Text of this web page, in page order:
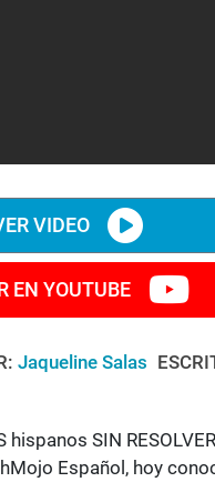
VIDEO
EN YOUTUBE
Jaqueline Salas
hispanos SIN
Español, hoy